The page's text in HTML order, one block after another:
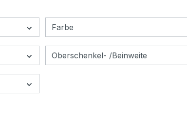
Farbe
Oberschenkel- /Beinweite